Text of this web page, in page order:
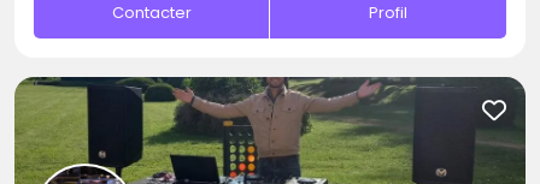
Contacter Profil